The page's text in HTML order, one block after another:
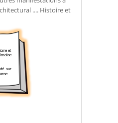
.... Histoire et